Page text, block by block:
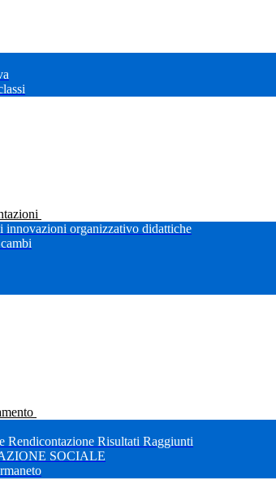
innovazioni organizzativo didattiche
Rendicontazione Risultati Raggiunti
SOCIALE